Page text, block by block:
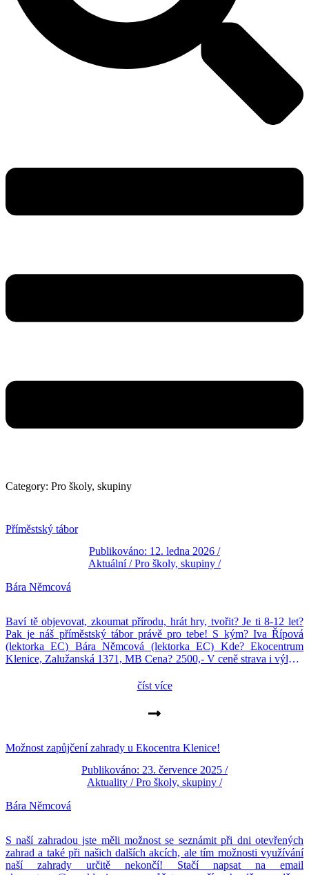
Category: Pro školy, skupiny
Příměstský tábor
Publikováno: 12. ledna 2026 /
Aktuální/Pro školy, skupiny /
Bára Němcová
Baví tě objevovat, zkoumat přírodu, hrát hry, tvořit? Je ti 8-12 let?
Pak je náš příměstský tábor právě pro tebe! S kým? Iva Řípová
(lektorka EC) Bára Němcová (lektorka EC) Kde? Ekocentrum
Klenice, Zalužanská 1371, MB Cena? 2500,- V ceně strava i výlety.
číst více
Možnost zapůjčení zahrady u Ekocentra Klenice!
Publikováno: 23. července 2025 /
Aktuality /Pro školy, skupiny /
Bára Němcová
S naší zahradou jste měli možnost se seznámit při dni otevřených
zahrad a také při našich dalších akcích, ale tím možnosti využívání
naší zahrady určitě nekončí! Stačí napsat na email